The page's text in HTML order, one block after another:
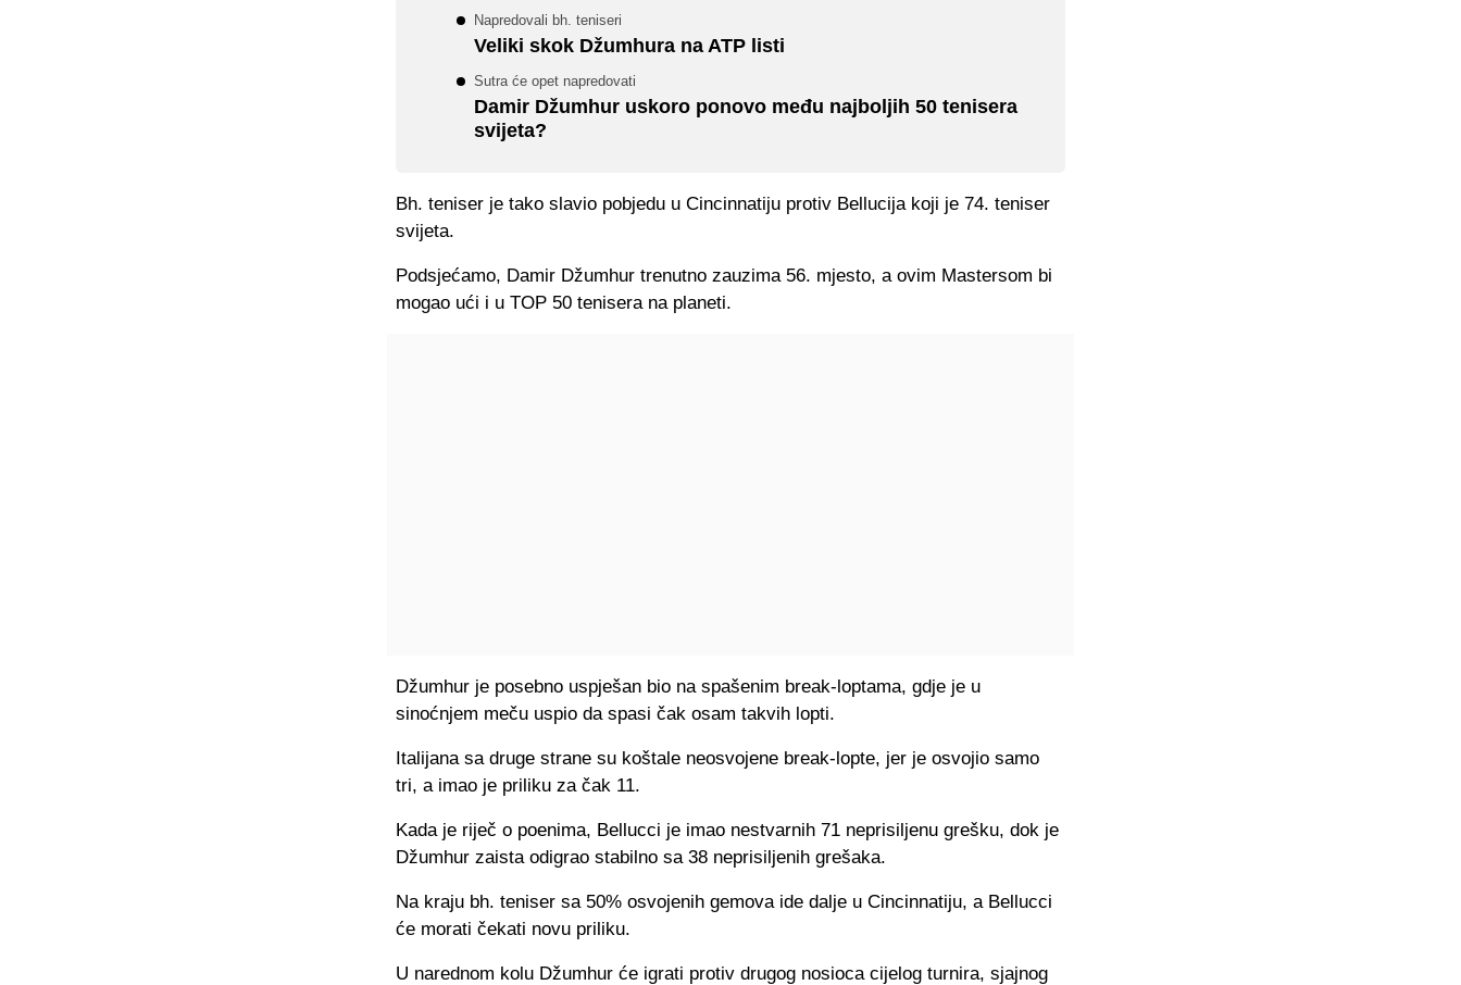
Napredovali bh. teniseri
Veliki skok Džumhura na ATP listi
Sutra će opet napredovati
Damir Džumhur uskoro ponovo među najboljih 50 tenisera
svijeta?
Bh. teniser je tako slavio pobjedu u Cincinnatiju protiv Bellucija koji je 74. teniser
svijeta.
Podsjećamo, Damir Džumhur trenutno zauzima 56. mjesto, a ovim Mastersom bi
mogao ući i u TOP 50 tenisera na planeti.
Džumhur je posebno uspješan bio na spašenim break-loptama, gdje je u
sinoćnjem meču uspio da spasi čak osam takvih lopti.
Italijana sa druge strane su koštale neosvojene break-lopte, jer je osvojio samo
tri, a imao je priliku za čak 11.
Kada je riječ o poenima, Bellucci je imao nestvarnih 71 neprisiljenu grešku, dok je
Džumhur zaista odigrao stabilno sa 38 neprisiljenih grešaka.
Na kraju bh. teniser sa 50% osvojenih gemova ide dalje u Cincinnatiju, a Bellucci
će morati čekati novu priliku.
U narednom kolu Džumhur će igrati protiv drugog nosioca cijelog turnira, sjajnog